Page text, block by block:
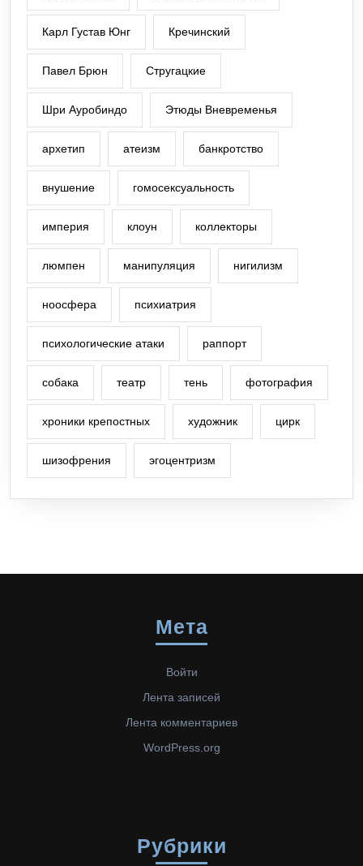
Карл Густав Юнг Кречинский
Павел Брюн Стругацкие
Шри Ауробиндо Этюды Вневременья
архетип атеизм банкротство
внушение гомосексуальность
империя клоун коллекторы
люмпен манипуляция нигилизм
ноосфера психиатрия
психологические атаки раппорт
собака театр тень фотография
хроники крепостных художник цирк
шизофрения эгоцентризм
Мета
Войти
Лента записей
Лента комментариев
WordPress.org
Рубрики